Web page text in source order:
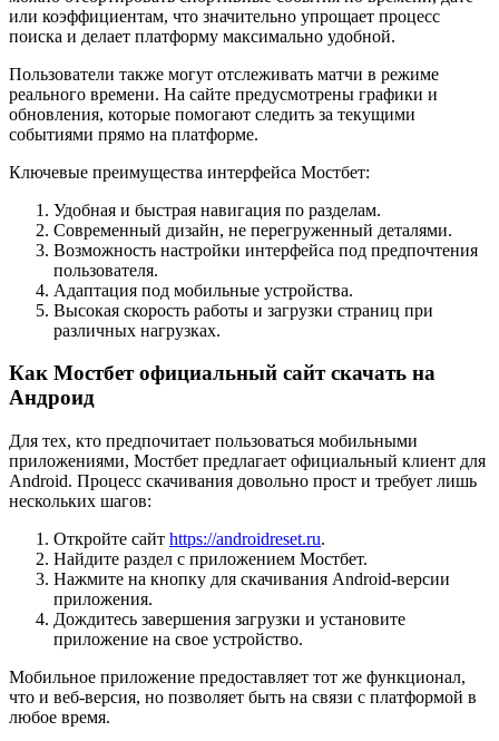
или коэффициентам, что значительно упрощает процесс
поиска и делает платформу максимально удобной.
Пользователи также могут отслеживать матчи в режиме
реального времени. На сайте предусмотрены графики и
обновления, которые помогают следить за текущими
событиями прямо на платформе.
Ключевые преимущества интерфейса Мостбет:
Удобная и быстрая навигация по разделам.
Современный дизайн, не перегруженный деталями.
Возможность настройки интерфейса под предпочтения
пользователя.
Адаптация под мобильные устройства.
Высокая скорость работы и загрузки страниц при
различных нагрузках.
Как Мостбет официальный сайт скачать на
Андроид
Для тех, кто предпочитает пользоваться мобильными
приложениями, Мостбет предлагает официальный клиент для
Android. Процесс скачивания довольно прост и требует лишь
нескольких шагов:
Откройте сайт https://androidreset.ru.
Найдите раздел с приложением Мостбет.
Нажмите на кнопку для скачивания Android-версии
приложения.
Дождитесь завершения загрузки и установите
приложение на свое устройство.
Мобильное приложение предоставляет тот же функционал,
что и веб-версия, но позволяет быть на связи с платформой в
любое время.